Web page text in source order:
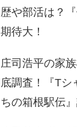
歴や部活は？
期待大！
庄司浩平の家
底調査！『Tシ
ちの箱根駅伝